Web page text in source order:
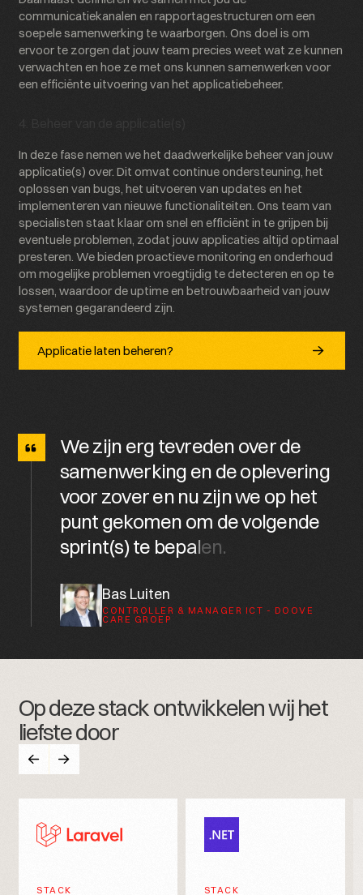
communicatiekanalen en rapportagestructuren om een
soepele samenwerking te waarborgen. Ons doel is om
ervoor te zorgen dat jouw team precies weet wat ze kunnen
verwachten en hoe ze met ons kunnen samenwerken voor
een efficiënte uitvoering van het applicatiebeheer.
4. Beheer van de applicatie(s)
In deze fase nemen we het daadwerkelijke beheer van jouw
applicatie(s) over. Dit omvat continue ondersteuning, het
oplossen van bugs, het uitvoeren van updates en het
implementeren van nieuwe functionaliteiten. Ons team van
specialisten staat klaar om snel en efficiënt in te grijpen bij
eventuele problemen, zodat jouw applicaties altijd optimaal
presteren. We bieden proactieve monitoring en onderhoud
om mogelijke problemen vroegtijdig te detecteren en op te
lossen, waardoor de uptime en betrouwbaarheid van jouw
systemen gegarandeerd zijn.
Applicatie laten beheren?
Wezijn erg tevreden overde
samenwerking en deoplevering
voor zoveren nu zijnwe op het
punt gekomen om devolgende
sprint(s)te bepalen.
Bas Luiten
CONTROLLER & MANAGER ICT - DOOVE
CARE GROEP
Op deze stack ontwikkelen wij het
liefste door
STACK STACK